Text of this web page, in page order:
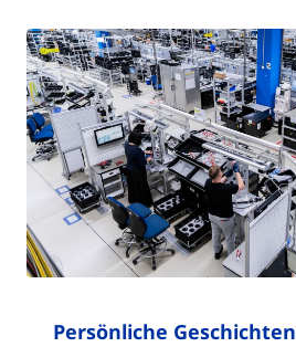
Persönliche Geschichten